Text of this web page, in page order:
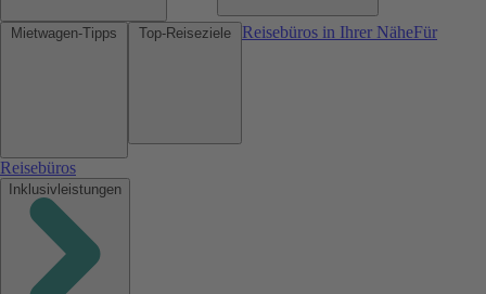
Reisebüros in Ihrer NäheFür
Reisebüros
Inklusivleistungen